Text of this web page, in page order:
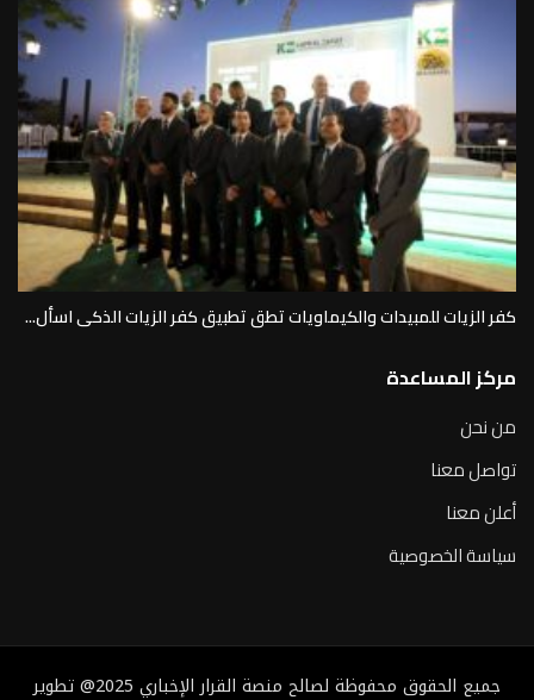
كفر الزيات للمبيدات والكيماويات تطق تطبيق كفر الزيات الذكى اسأل...
مركز المساعدة
من نحن
تواصل معنا
أعلن معنا
سياسة الخصوصية
جميع الحقوق محفوظة لصالح منصة القرار الإخباري 2025@ تطوير